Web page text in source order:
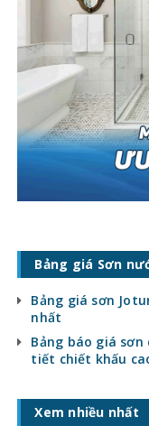
Bảng giá Sơn
Bảng giá sơn
nhất
Bảng báo giá
tiết chiết khấu
Xem nhiều nhất